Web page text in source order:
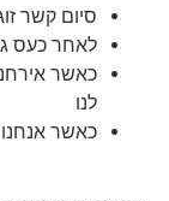
סיום קשר
לאחר כעס
כאשר
לנו
כאשר